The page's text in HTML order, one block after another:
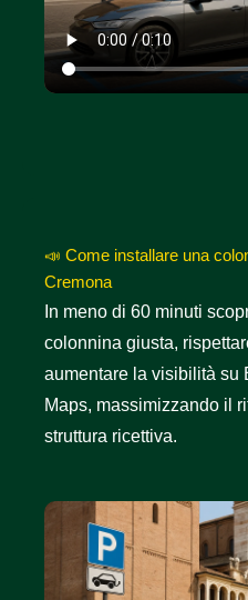
📣 Come installare una
Cremona
In meno di 60 minuti
colonnina giusta,
aumentare la visibilità su
Maps, massimizzando il
struttura ricettiva.